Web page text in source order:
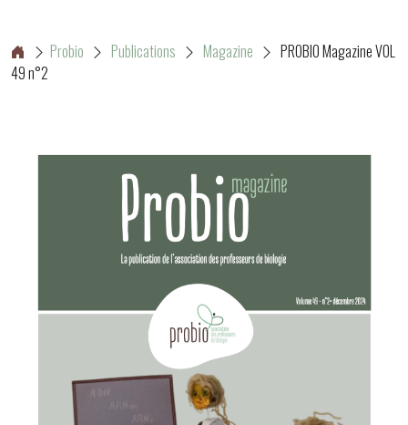
Probio Publications Magazine
PROBIO Magazine VOL
49 n°2